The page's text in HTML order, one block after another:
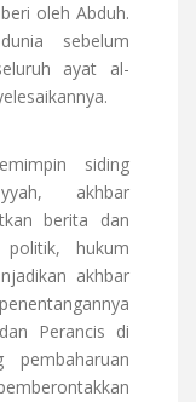
oleh Abduh.
sebelum
ayat al-
siding
akhbar
berita dan
hukum
akhbar
Perancis di